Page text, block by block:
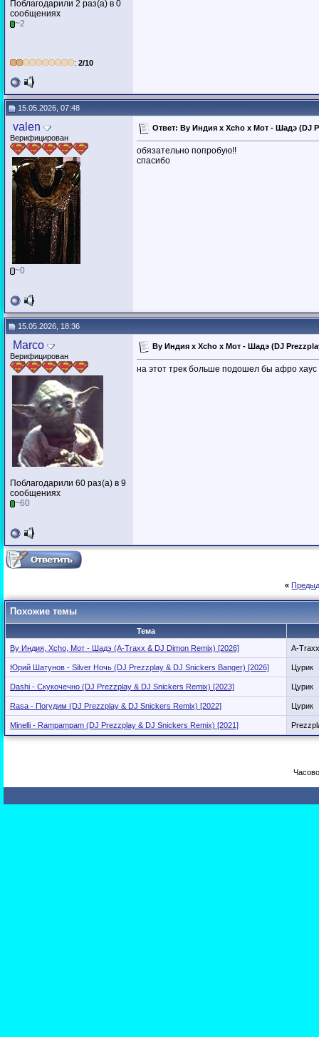
Поблагодарили 2 раз(а) в 0
сообщениях
~2
: 2/10
15.05.2026, 07:48
valen
Верифицирован
~0
Ответ: By Индия x Xcho x Мот - Шадэ (DJ
обязательно попробую!!
спасибо
15.05.2026, 18:36
Marco
Верифицирован
Поблагодарили 60 раз(а) в 9
сообщениях
~60
By Индия x Xcho x Мот - Шадэ (DJ
на этот трек больше подошел бы афро
«
Похожие темы
Тема
By Индия, Xcho, Мот - Шадэ (A-Traxx & DJ Dimon Remix) [2026]
A-Traxx
Юрий Шатунов - Silver Ночь (DJ Prezzplay & DJ Snickers Banger) [2026] Цурик
Dashi - Скукочечно (DJ Prezzplay & DJ Snickers Remix) [2023] Цурик
Rasa - Погудим (DJ Prezzplay & DJ Snickers Remix) [2022] Цурик
Minelli - Rampampam (DJ Prezzplay & DJ Snickers Remix) [2021]